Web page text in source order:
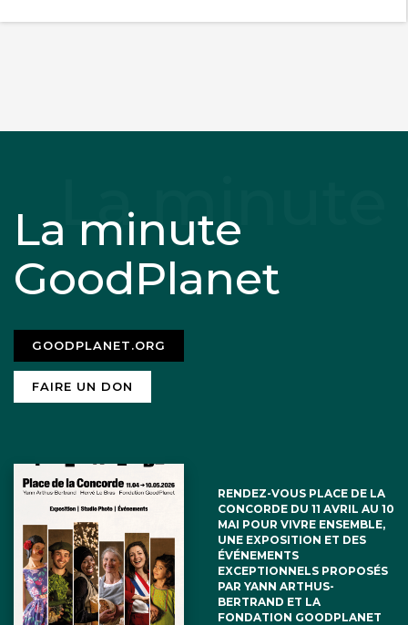
La minute
GoodPlanet
GOODPLANET.ORG
FAIRE UN DON
RENDEZ-VOUS PLACE DE LA
CONCORDE DU 11 AVRIL AU 10
MAI POUR VIVRE ENSEMBLE,
UNE EXPOSITION ET DES
ÉVÉNEMENTS
EXCEPTIONNELS PROPOSÉS
PAR YANN ARTHUS-
BERTRAND ET LA
FONDATION GOODPLANET